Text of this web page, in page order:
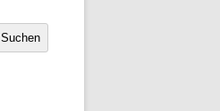
Suchen